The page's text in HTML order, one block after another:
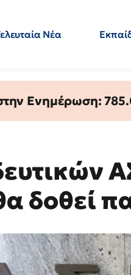
Νέα
Ενημέρωση:
δοθεί